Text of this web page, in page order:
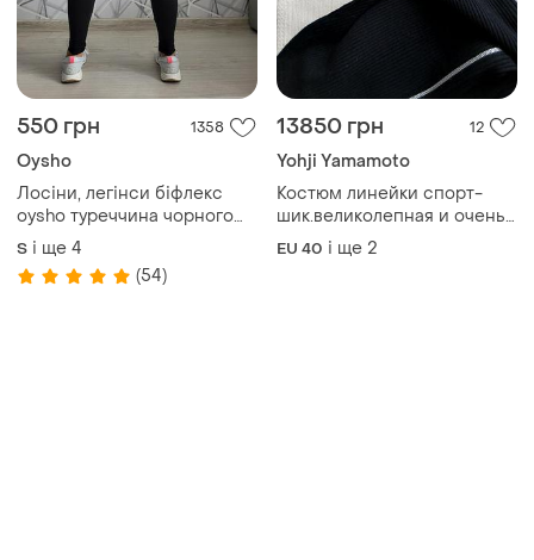
Oysho
Лосіни, легінси біфлекс
oysho туреччина чорного
кольору
і ще 4
Yohji Yamamoto
Костюм линейки спорт-
шик.великолепная и очень
эффектная двойка.
EU 40 і ще 2